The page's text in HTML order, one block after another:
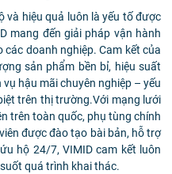
và hiệu quả luôn là yếu tố được
mang đến giải pháp vận hành
doanh nghiệp. Cam kết của
sản phẩm bền bỉ, hiệu suất
hậu mãi chuyên nghiệp – yếu
trên thị trường.Với mạng lưới
trên toàn quốc, phụ tùng chính
được đào tạo bài bản, hỗ trợ
hộ 24/7, VIMID cam kết luôn
quá trình khai thác.